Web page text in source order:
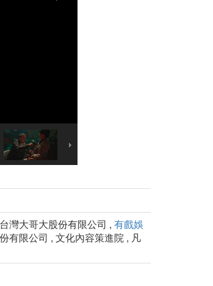
灣大哥大股份有限公司 , 有戲娛
有限公司 , 文化內容策進院 , 凡